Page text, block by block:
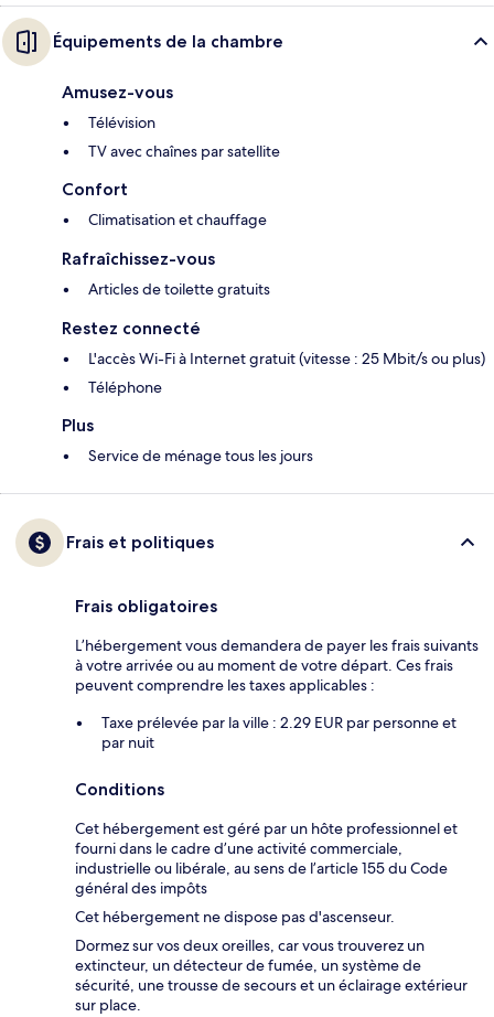
Équipements de la chambre
Amusez-vous
Télévision
TV avec chaînes par satellite
Confort
Climatisation et chauffage
Rafraîchissez-vous
Articles de toilette gratuits
Restez connecté
L'accès Wi-Fi à Internet gratuit (vitesse : 25 Mbit/s ou plus)
Téléphone
Plus
Service de ménage tous les jours
Frais et politiques
Frais obligatoires
L’hébergement vous demandera de payer les frais suivants
à votre arrivée ou au moment de votre départ. Ces frais
peuvent comprendre les taxes applicables :
Taxe prélevée par la ville : 2.29 EUR par personne et
par nuit
Conditions
Cet hébergement est géré par un hôte professionnel et
fourni dans le cadre d’une activité commerciale,
industrielle ou libérale, au sens de l’article 155 du Code
général des impôts
Cet hébergement ne dispose pas d'ascenseur.
Dormez sur vos deux oreilles, car vous trouverez un
extincteur, un détecteur de fumée, un système de
sécurité, une trousse de secours et un éclairage extérieur
sur place.